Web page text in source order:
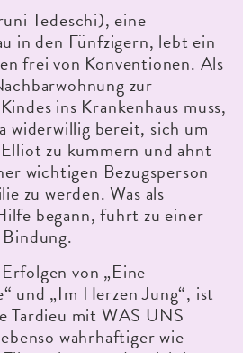
Tedeschi), eine
in den Fünfzigern, lebt ein
frei von Konventionen. Als
zur
ins Krankenhaus muss,
widerwillig bereit, sich um
zu kümmern und ahnt
wichtigen Bezugsperson
zu werden. Was als
begann, führt zu einer
von „Eine
und „Im Herzen Jung“, ist
Tardieu mit WAS UNS
wahrhaftiger wie